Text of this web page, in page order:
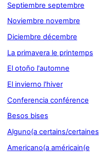
Septiembre septembre
Noviembre novembre
Diciembre décembre
La primavera le printemps
El otoño l'automne
El invierno l'hiver
Conferencia conférence
Besos bises
Alguno(a certains/certaines
Americano(a américain(e